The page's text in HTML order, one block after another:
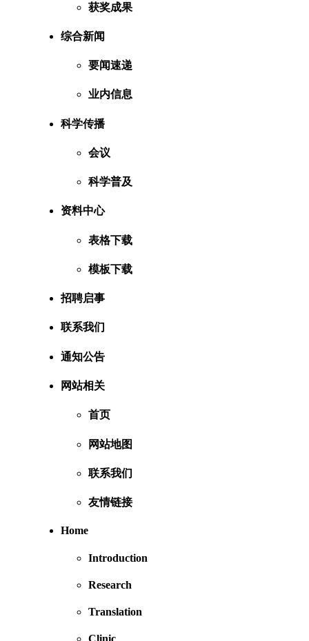
获奖成果
综合新闻
要闻速递
业内信息
科学传播
会议
科学普及
资料中心
表格下载
模板下载
招聘启事
联系我们
通知公告
网站相关
首页
网站地图
联系我们
友情链接
Home
Introduction
Research
Translation